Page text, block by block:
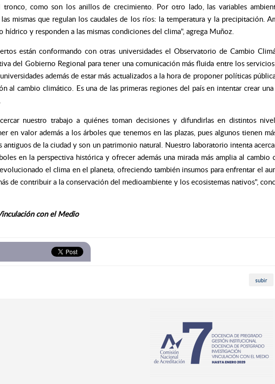
como son los anillos de crecimiento. Por otro lado, las variables
mismas que regulan los caudales de los ríos: la temperatura y la precipitación.
hídrico y responden a las mismas condiciones del clima", agrega Muñoz.
están conformando con otras universidades el Observatorio de Cambio
del Gobierno Regional para tener una comunicación más fluida entre los
además de estar más actualizados a la hora de proponer políticas
al cambio climático. Es una de las primeras regiones del país en intentar crear
nuestro trabajo a quiénes toman decisiones y difundirlas en distintos
en valor además a los árboles que tenemos en las plazas, pues algunos tienen
antiguos de la ciudad y son un patrimonio natural. Nuestro laboratorio intenta
en la perspectiva histórica y ofrecer además una mirada más amplia al cambio
el clima en el planeta, ofreciendo también insumos para enfrentar el
de contribuir a la conservación del medioambiente y los ecosistemas nativos",
con el Medio
subir